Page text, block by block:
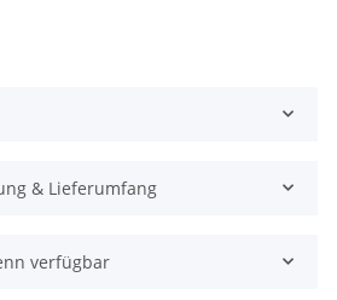
& Lieferumfang
verfügbar